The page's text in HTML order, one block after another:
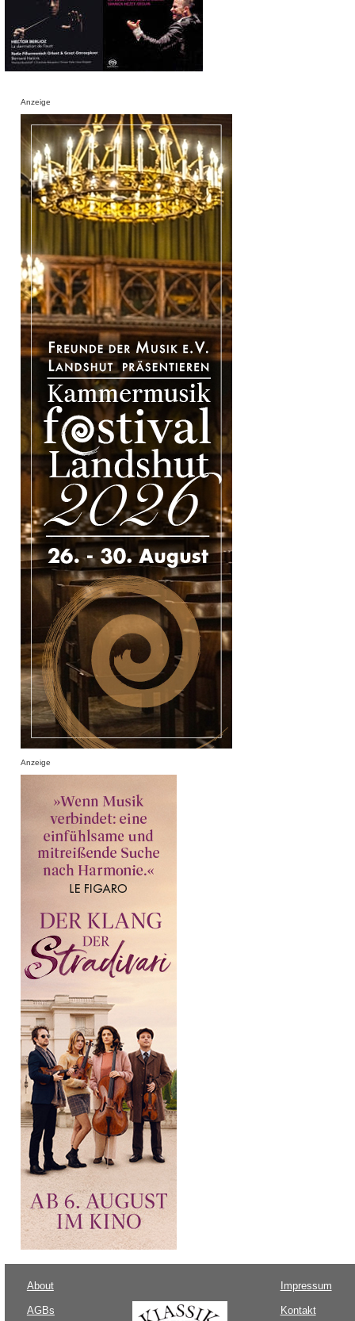
Anzeige
Anzeige
About
AGBs
Impressum
Kontakt